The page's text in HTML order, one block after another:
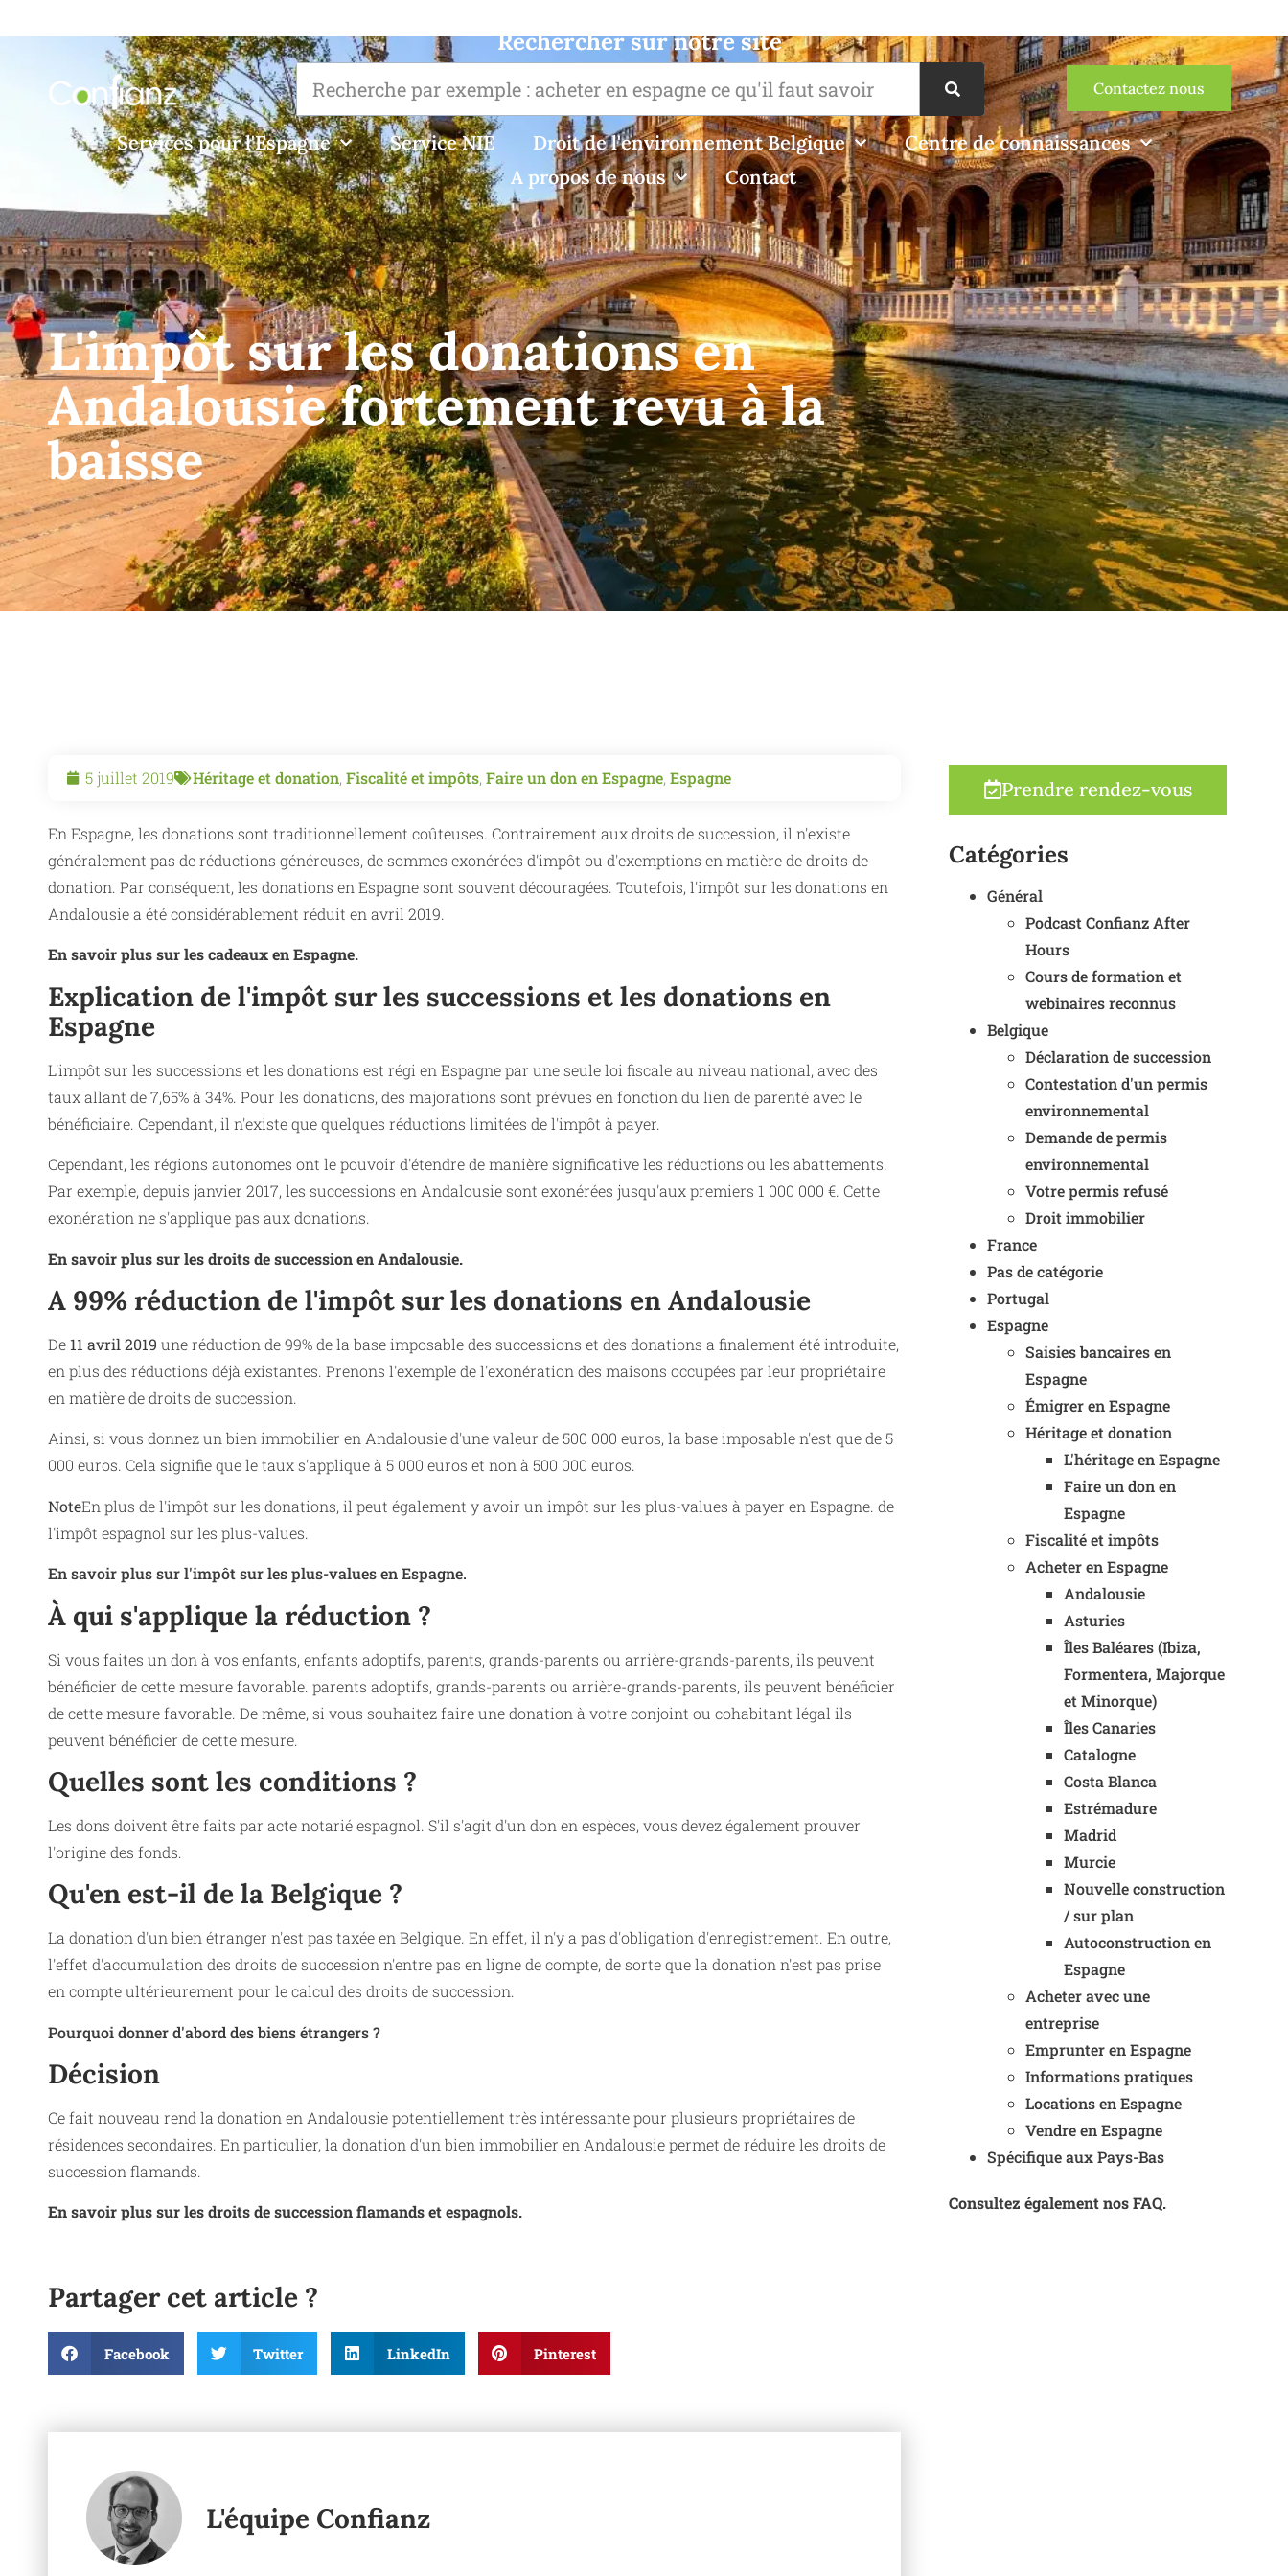
Rechercher sur notre site
Contactez nous
Services pour l'Espagne Service NIE Droit de l'environnement Belgique
Centre de connaissances
A propos de nous
Contact
L'impôt sur les donations en
Andalousie fortement revu à la
baisse
5 juillet 2019 Héritage et donation, Fiscalité et impôts, Faire un don en Espagne, Espagne
En Espagne, les donations sont traditionnellement coûteuses. Contrairement aux droits de succession, il n'existe
généralement pas de réductions généreuses, de sommes exonérées d'impôt ou d'exemptions en matière de droits de
donation. Par conséquent, les donations en Espagne sont souvent découragées. Toutefois, l'impôt sur les donations en
Andalousie a été considérablement réduit en avril 2019.
En savoir plus sur les cadeaux en Espagne.
Explication de l'impôt sur les successions et les donations en
Espagne
L'impôt sur les successions et les donations est régi en Espagne par une seule loi fiscale au niveau national, avec des
taux allant de 7,65% à 34%. Pour les donations, des majorations sont prévues en fonction du lien de parenté avec le
bénéficiaire. Cependant, il n'existe que quelques réductions limitées de l'impôt à payer.
Cependant, les régions autonomes ont le pouvoir d'étendre de manière significative les réductions ou les abattements.
Par exemple, depuis janvier 2017, les successions en Andalousie sont exonérées jusqu'aux premiers 1 000 000 €. Cette
exonération ne s'applique pas aux donations.
En savoir plus sur les droits de succession en Andalousie.
A 99% réduction de l'impôt sur les donations en Andalousie
De 11 avril 2019 une réduction de 99% de la base imposable des successions et des donations a finalement été introduite,
en plus des réductions déjà existantes. Prenons l'exemple de l'exonération des maisons occupées par leur propriétaire
en matière de droits de succession.
Ainsi, si vous donnez un bien immobilier en Andalousie d'une valeur de 500 000 euros, la base imposable n'est que de 5
000 euros. Cela signifie que le taux s'applique à 5 000 euros et non à 500 000 euros.
NoteEn plus de l'impôt sur les donations, il peut également y avoir un impôt sur les plus-values à payer en Espagne. de
l'impôt espagnol sur les plus-values.
En savoir plus sur l'impôt sur les plus-values en Espagne.
À qui s'applique la réduction ?
Si vous faites un don à vos enfants, enfants adoptifs, parents, grands-parents ou arrière-grands-parents, ils peuvent
bénéficier de cette mesure favorable. parents adoptifs, grands-parents ou arrière-grands-parents, ils peuvent bénéficier
de cette mesure favorable. De même, si vous souhaitez faire une donation à votre conjoint ou cohabitant légal ils
peuvent bénéficier de cette mesure.
Quelles sont les conditions ?
Les dons doivent être faits par acte notarié espagnol. S'il s'agit d'un don en espèces, vous devez également prouver
l'origine des fonds.
Qu'en est-il de la Belgique ?
La donation d'un bien étranger n'est pas taxée en Belgique. En effet, il n'y a pas d'obligation d'enregistrement. En outre,
l'effet d'accumulation des droits de succession n'entre pas en ligne de compte, de sorte que la donation n'est pas prise
en compte ultérieurement pour le calcul des droits de succession.
Pourquoi donner d'abord des biens étrangers ?
Décision
Ce fait nouveau rend la donation en Andalousie potentiellement très intéressante pour plusieurs propriétaires de
résidences secondaires. En particulier, la donation d'un bien immobilier en Andalousie permet de réduire les droits de
succession flamands.
En savoir plus sur les droits de succession flamands et espagnols.
Partager cet article ?
Facebook Twitter LinkedIn Pinterest
L'équipe Confianz
Prendre rendez-vous
Catégories
Général
Podcast Confianz After
Hours
Cours de formation et
webinaires reconnus
Belgique
Déclaration de succession
Contestation d'un permis
environnemental
Demande de permis
environnemental
Votre permis refusé
Droit immobilier
France
Pas de catégorie
Portugal
Espagne
Saisies bancaires en
Espagne
Émigrer en Espagne
Héritage et donation
L'héritage en Espagne
Faire un don en
Espagne
Fiscalité et impôts
Acheter en Espagne
Andalousie
Asturies
Îles Baléares (Ibiza,
Formentera, Majorque
et Minorque)
Îles Canaries
Catalogne
Costa Blanca
Estrémadure
Madrid
Murcie
Nouvelle construction
/ sur plan
Autoconstruction en
Espagne
Acheter avec une
entreprise
Emprunter en Espagne
Informations pratiques
Locations en Espagne
Vendre en Espagne
Spécifique aux Pays-Bas
Consultez également nos FAQ.